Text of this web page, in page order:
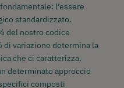
l’essere
standardizzato.
del nostro codice
variazione determina la
che ci caratterizza.
determinato approccio
composti